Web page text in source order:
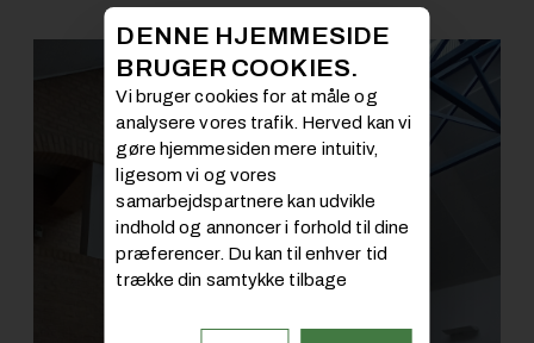
DENNE HJEMMESIDE
BRUGER COOKIES.
Vi bruger cookies for at måle og
analysere vores trafik. Herved kan vi
gøre hjemmesiden mere intuitiv,
ligesom vi og vores
samarbejdspartnere kan udvikle
indhold og annoncer i forhold til dine
præferencer. Du kan til enhver tid
trække din samtykke tilbage